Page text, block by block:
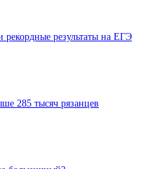
рекордные результаты на ЕГЭ
285 тысяч рязанцев